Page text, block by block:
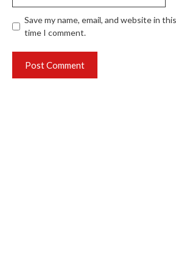
Save my name, email, and website in
time I comment.